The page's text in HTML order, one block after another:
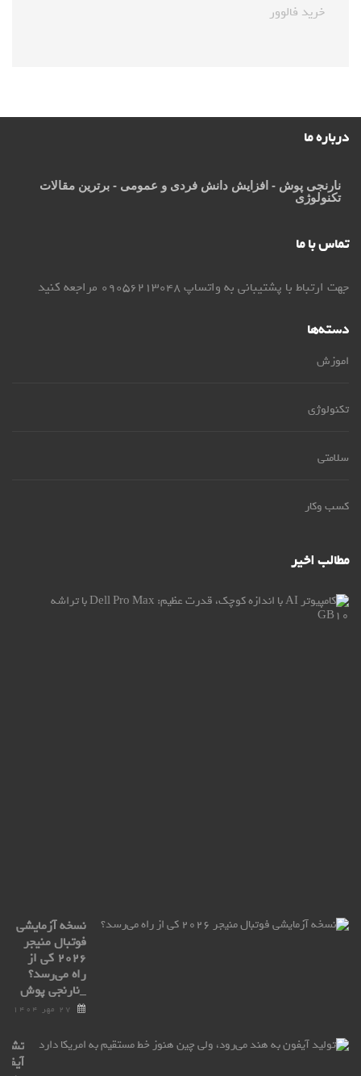
خرید فالوور
درباره ما
نارنجی پوش - افزایش دانش فردی و عمومی - برترین مقالات
تکنولوژی
تماس با ما
جهت ارتباط با پشتیبانی به واتساپ 09056213048 مراجعه کنید
دسته‌ها
اموزش
تکنولوژی
سلامتی
کسب وکار
مطالب اخیر
نسخه آزمایشی
فوتبال منیجر
۲۰۲۶ کی از
راه می‌رسد؟
_نارنجی پوش
۲۷ مهر ۱۴۰۴